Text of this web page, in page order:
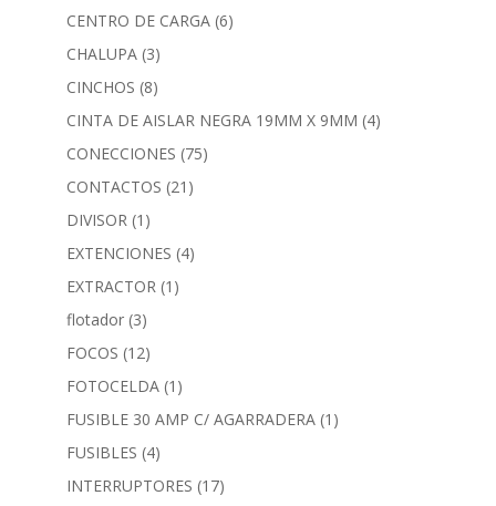
CENTRO DE CARGA (6)
CHALUPA (3)
CINCHOS (8)
CINTA DE AISLAR NEGRA 19MM X 9MM (4)
CONECCIONES (75)
CONTACTOS (21)
DIVISOR (1)
EXTENCIONES (4)
EXTRACTOR (1)
flotador (3)
FOCOS (12)
FOTOCELDA (1)
FUSIBLE 30 AMP C/ AGARRADERA (1)
FUSIBLES (4)
INTERRUPTORES (17)